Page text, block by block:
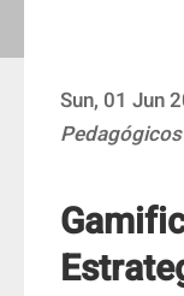
Sun, 01 Jun
Pedagógicos